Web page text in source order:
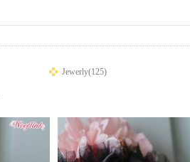
Jewerly(125)